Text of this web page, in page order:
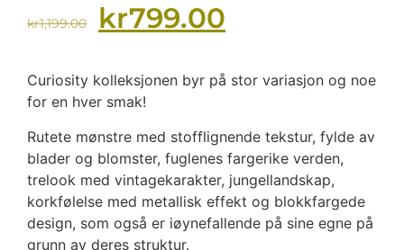
kr1,199.00 kr799.00
Curiosity kolleksjonen byr på stor variasjon og noe
for en hver smak!
Rutete mønstre med stofflignende tekstur, fylde av
blader og blomster, fuglenes fargerike verden,
trelook med vintagekarakter, jungellandskap,
korkfølelse med metallisk effekt og blokkfargede
design, som også er iøynefallende på sine egne på
grunn av deres struktur.